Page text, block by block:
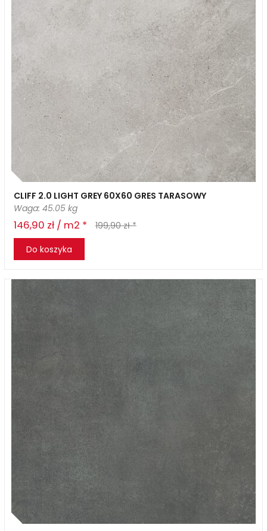
CLIFF 2.0 LIGHT GREY 60X60 GRES TARASOWY
Waga: 45.05 kg
146,90 zł / m2 *
199,90 zł *
Do koszyka